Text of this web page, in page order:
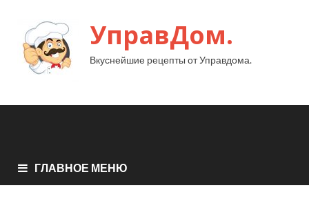
УправДом.
Вкуснейшие рецепты от Управдома.
ГЛАВНОЕ МЕНЮ